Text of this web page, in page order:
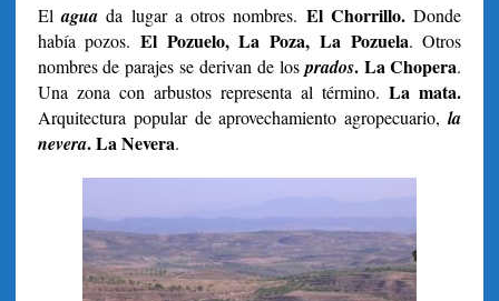
Elaguada lugar a otros nombres. El Chorrillo.Donde
había pozos.El Pozuelo, La Poza, La Pozuela. Otros
nombres de parajes se derivan de los prados. La Chopera.
Una zona con arbustos representa al término.La mata.
Arquitectura popular de aprovechamiento agropecuario,la
nevera. La Nevera.